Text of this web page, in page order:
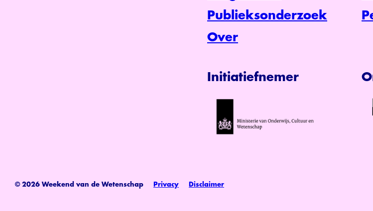
Publieksonderzoek
Over
Initiatiefnemer
© 2026 Weekend van de Wetenschap Privacy Disclaimer